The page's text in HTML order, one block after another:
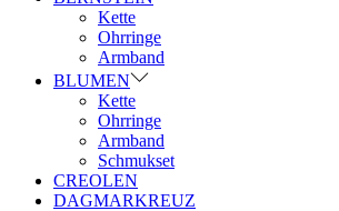
Kette
Ohrringe
Armband
BLUMEN
Kette
Ohrringe
Armband
Schmukset
CREOLEN
DAGMARKREUZ